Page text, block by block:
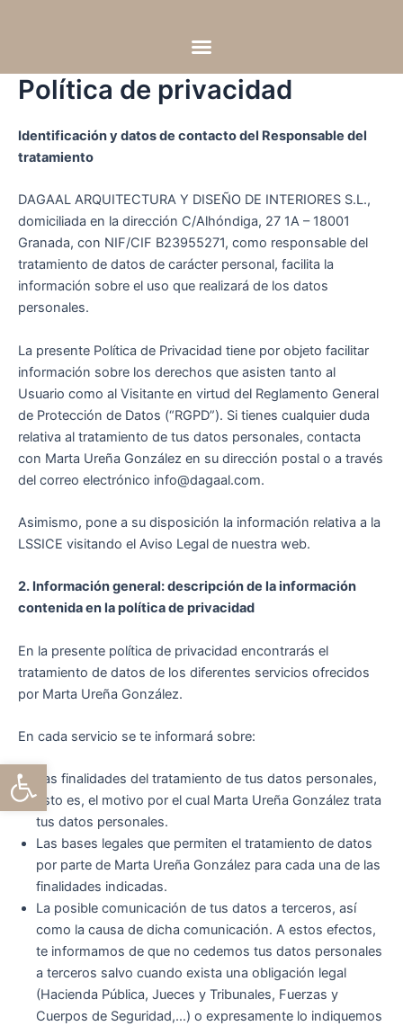
Abrir barra de herramientas
Política de privacidad
Identificación y datos de contacto del Responsable del
tratamiento
DAGAAL ARQUITECTURA Y DISEÑO DE INTERIORES S.L.,
domiciliada en la dirección C/Alhóndiga, 27 1A – 18001
Granada, con NIF/CIF B23955271, como responsable del
tratamiento de datos de carácter personal, facilita la
información sobre el uso que realizará de los datos
personales.
La presente Política de Privacidad tiene por objeto facilitar
información sobre los derechos que asisten tanto al
Usuario como al Visitante en virtud del Reglamento General
de Protección de Datos (“RGPD”). Si tienes cualquier duda
relativa al tratamiento de tus datos personales, contacta
con Marta Ureña González en su dirección postal o a través
del correo electrónico info@dagaal.com.
Asimismo, pone a su disposición la información relativa a la
LSSICE visitando el Aviso Legal de nuestra web.
2. Información general: descripción de la información
contenida en la política de privacidad
En la presente política de privacidad encontrarás el
tratamiento de datos de los diferentes servicios ofrecidos
por Marta Ureña González.
En cada servicio se te informará sobre:
Las finalidades del tratamiento de tus datos personales,
esto es, el motivo por el cual Marta Ureña González trata
tus datos personales.
Las bases legales que permiten el tratamiento de datos
por parte de Marta Ureña González para cada una de las
finalidades indicadas.
La posible comunicación de tus datos a terceros, así
como la causa de dicha comunicación. A estos efectos,
te informamos de que no cedemos tus datos personales
a terceros salvo cuando exista una obligación legal
(Hacienda Pública, Jueces y Tribunales, Fuerzas y
Cuerpos de Seguridad,…) o expresamente lo indiquemos